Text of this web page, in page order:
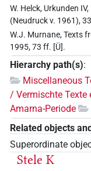
W. Helck, Urkunden
(Neudruck v. 1961),
W.J. Murnane, Texts
1995, 73 ff. [Ü].
Hierarchy path(s):
Miscellaneous
/ Vermischte Texte
Amarna-Periode
Related objects
Superordinate
Stele K